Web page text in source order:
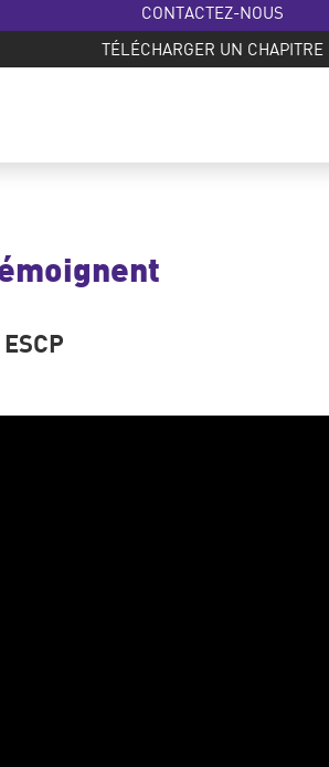
CONTACTEZ-NOUS
TÉLÉCHARGER UN CHAPITRE